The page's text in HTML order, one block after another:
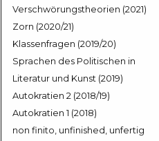
Verschwörungstheorien (2021)
Zorn (2020/21)
Klassenfragen (2019/20)
Sprachen des Politischen in
Literatur und Kunst (2019)
Autokratien 2 (2018/19)
Autokratien 1 (2018)
non finito, unfinished, unfertig